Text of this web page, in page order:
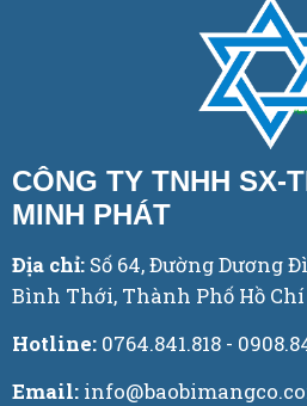
CÔNG TY TNHH SX-
MINH PHÁT
Địa chỉ: Số 64, Đường Dương
Bình Thới, Thành Phố Hồ
Hotline: 0764.841.818 -
Email: